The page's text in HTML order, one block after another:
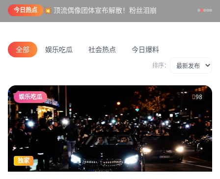
今日热点 💥 顶流偶像团体宣布解散！粉丝泪崩
全部 娱乐吃瓜 社会热点 今日爆料
排序：
娱乐吃瓜 98
独家